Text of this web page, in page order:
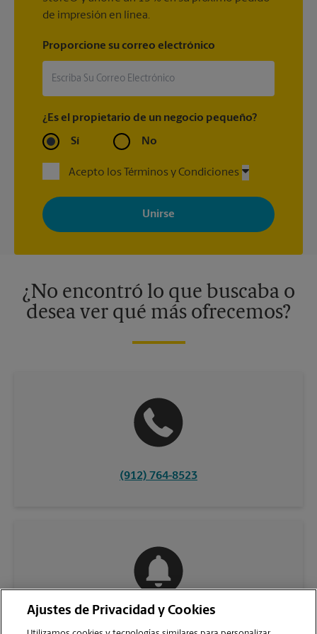
de impresión en línea.
Proporcione su correo electrónico
¿Es el propietario de un negocio pequeño?
Sí No
Acepto los Términos y Condiciones
Al registrarse, acepta recibir correos electrónicos de The UPS
Store con noticias, ofertas especiales, promociones y mensajes
adaptados a sus intereses. Puede darse de baja en cualquier
momento. Para más información, consulte nuestra política de
¿No encontró lo que buscaba o
desea ver qué más ofrecemos?
(912) 764-8523
Ajustes de Privacidad y Cookies